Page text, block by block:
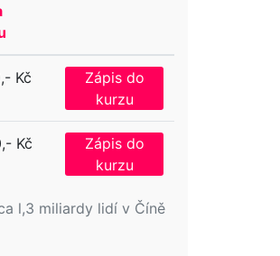
l,3 miliardy lidí v Číně
Kč
Zápis do
kurzu
Kč
Zápis do
kurzu